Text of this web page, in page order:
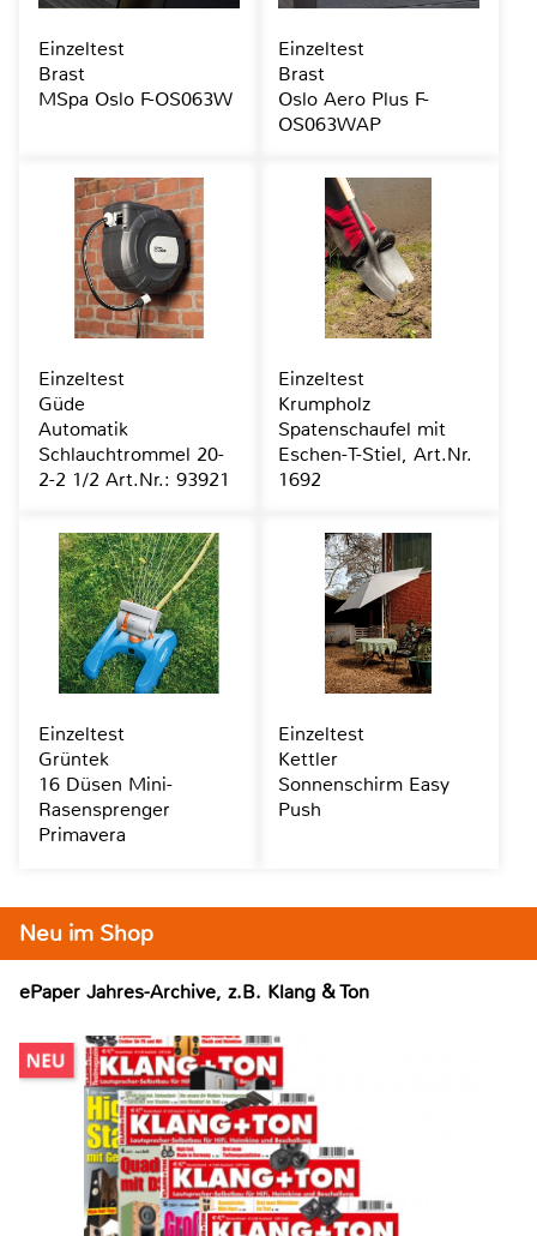
Neu im Shop
ePaper Jahres-Archive, z.B. Klang & Ton
Einzeltest
Brast
MSpa Oslo F-OS063W
Einzeltest
Brast
Oslo Aero Plus F-
OS063WAP
Einzeltest
Güde
Automatik
Schlauchtrommel 20-
2-2 1/2 Art.Nr.: 93921
Einzeltest
Krumpholz
Spatenschaufel mit
Eschen-T-Stiel, Art.Nr.
1692
Einzeltest
Grüntek
16 Düsen Mini-
Rasensprenger
Primavera
Einzeltest
Kettler
Sonnenschirm Easy
Push